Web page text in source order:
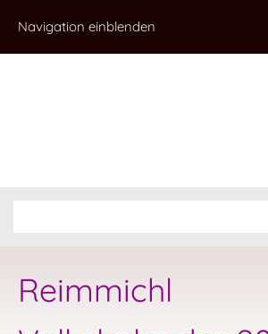
Navigation einblenden
Reimmichl